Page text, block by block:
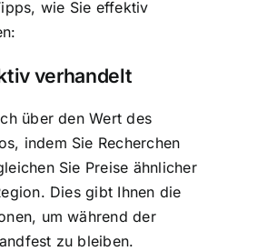
wie Sie effektiv
verhandelt
über den Wert des
indem Sie Recherchen
Sie Preise ähnlicher
Dies gibt Ihnen die
um während der
zu bleiben.